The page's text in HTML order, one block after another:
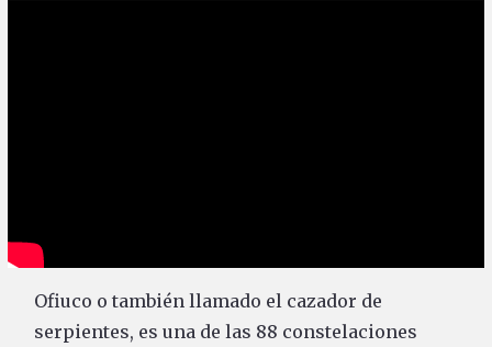
Ofiuco o también llamado el cazador de
serpientes, es una de las 88 constelaciones